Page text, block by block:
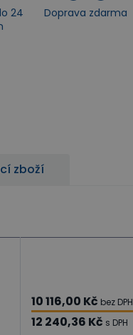
24
Doprava zdarma
zboží
10 116,00 Kč bez DPH
12 240,36 Kč s DPH